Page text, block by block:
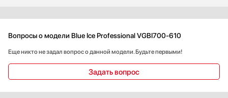
Вопросы о модели Blue Ice Professional VGBI700-610
Еще никто не задал вопрос о данной модели. Будьте первыми!
Задать вопрос